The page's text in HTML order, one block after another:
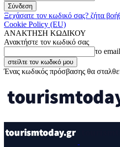
Ξεχάσατε τον κωδικό σας? ζήτα
Cookie Policy (EU)
ΑΝΑΚΤΗΣΗ ΚΩΔΙΚΟΥ
Ανακτήστε τον κωδικό σας
το
Ένας κωδικός πρόσβασης θα